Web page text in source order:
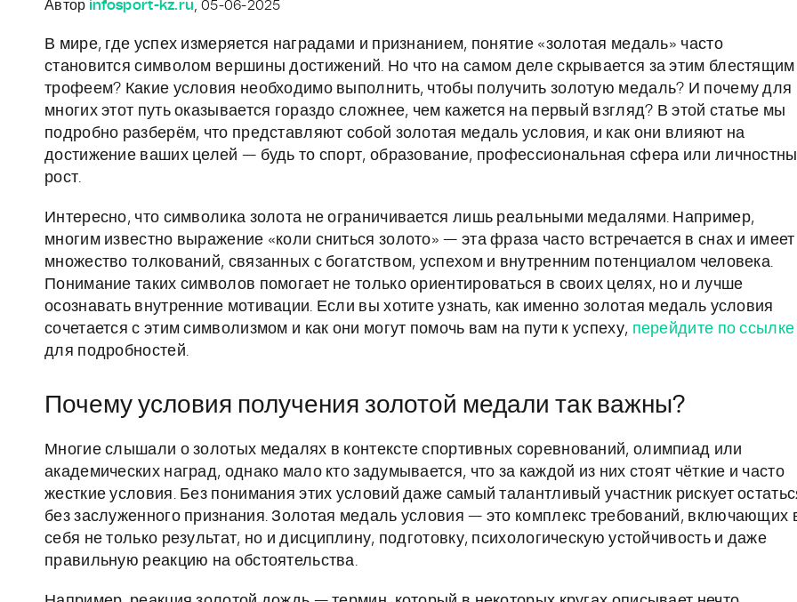
Автор infosport-kz.ru, 05-06-2025
В мире, где успех измеряется наградами и признанием, понятие «золотая медаль» часто
становится символом вершины достижений. Но что на самом деле скрывается за этим блестящим
трофеем? Какие условия необходимо выполнить, чтобы получить золотую медаль? И почему для
многих этот путь оказывается гораздо сложнее, чем кажется на первый взгляд? В этой статье мы
подробно разберём, что представляют собой золотая медаль условия, и как они влияют на
достижение ваших целей — будь то спорт, образование, профессиональная сфера или
рост.
Интересно, что символика золота не ограничивается лишь реальными медалями. Например,
многим известно выражение «коли сниться золото» — эта фраза часто встречается в снах и имеет
множество толкований, связанных с богатством, успехом и внутренним потенциалом человека.
Понимание таких символов помогает не только ориентироваться в своих целях, но и лучше
осознавать внутренние мотивации. Если вы хотите узнать, как именно золотая медаль условия
сочетается с этим символизмом и как они могут помочь вам на пути к успеху, перейдите по ссылке
для подробностей.
Почему условия получения золотой медали так важны?
Многие слышали о золотых медалях в контексте спортивных соревнований, олимпиад или
академических наград, однако мало кто задумывается, что за каждой из них стоят чёткие и часто
жесткие условия. Без понимания этих условий даже самый талантливый участник рискует
без заслуженного признания. Золотая медаль условия — это комплекс требований, включающих
себя не только результат, но и дисциплину, подготовку, психологическую устойчивость и даже
правильную реакцию на обстоятельства.